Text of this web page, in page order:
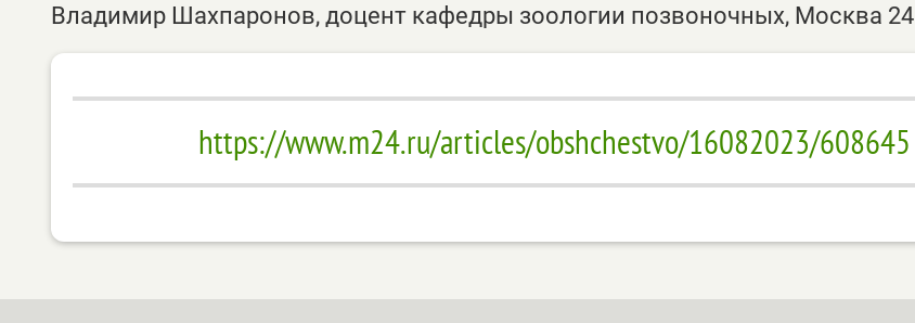
Владимир Шахпаронов, доцент кафедры зоологии позвоночных, Москва 24
https://www.m24.ru/articles/obshchestvo/16082023/608645